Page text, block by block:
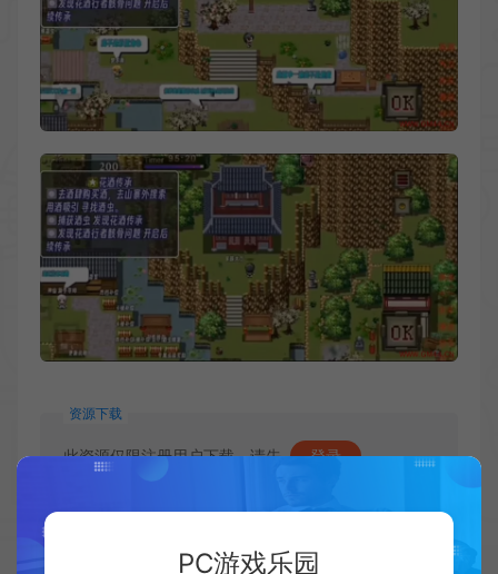
资源下载
此资源仅限注册用户下载，请先 登录
PC游戏乐园